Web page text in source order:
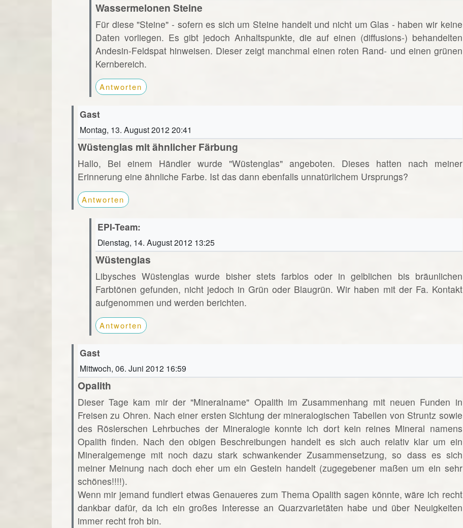
Wassermelonen Steine
Für diese "Steine" - sofern es sich um Steine handelt und nicht um Glas - haben wir keine
Daten vorliegen. Es gibt jedoch Anhaltspunkte, die auf einen (diffusions-) behandelten
Andesin-Feldspat hinweisen. Dieser zeigt manchmal einen roten Rand- und einen grünen
Kernbereich.
Antworten
Gast
Montag, 13. August 2012 20:41
Wüstenglas mit ähnlicher Färbung
Hallo, Bei einem Händler wurde "Wüstenglas" angeboten. Dieses hatten nach meiner
Erinnerung eine ähnliche Farbe. Ist das dann ebenfalls unnatürlichem Ursprungs?
Antworten
EPI-Team:
Dienstag, 14. August 2012 13:25
Wüstenglas
Libysches Wüstenglas wurde bisher stets farblos oder in gelblichen bis bräunlichen
Farbtönen gefunden, nicht jedoch in Grün oder Blaugrün. Wir haben mit der Fa. Kontakt
aufgenommen und werden berichten.
Antworten
Gast
Mittwoch, 06. Juni 2012 16:59
Opalith
Dieser Tage kam mir der "Mineralname" Opalith im Zusammenhang mit neuen Funden in
Freisen zu Ohren. Nach einer ersten Sichtung der mineralogischen Tabellen von Struntz sowie
des Röslerschen Lehrbuches der Mineralogie konnte ich dort kein reines Mineral namens
Opalith finden. Nach den obigen Beschreibungen handelt es sich auch relativ klar um ein
Mineralgemenge mit noch dazu stark schwankender Zusammensetzung, so dass es sich
meiner Meinung nach doch eher um ein Gestein handelt (zugegebener maßen um ein sehr
schönes!!!!).
Wenn mir jemand fundiert etwas Genaueres zum Thema Opalith sagen könnte, wäre ich recht
dankbar dafür, da ich ein großes Interesse an Quarzvarietäten habe und über Neuigkeiten
immer recht froh bin.